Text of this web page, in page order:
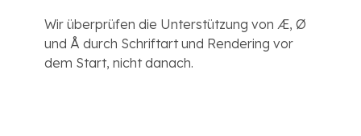
Wir überprüfen die Unterstützung von Æ, Ø
und Å durch Schriftart und Rendering vor
dem Start, nicht danach.